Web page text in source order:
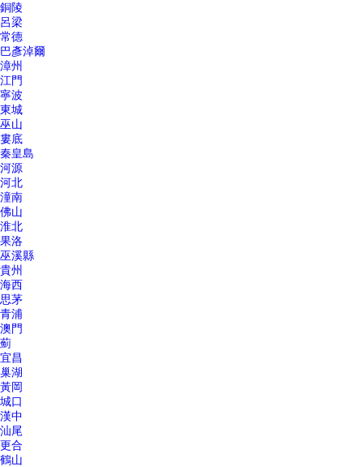
銅陵
呂梁
常德
巴彥淖爾
漳州
江門
寧波
東城
巫山
婁底
秦皇島
河源
河北
潼南
佛山
淮北
果洛
巫溪縣
貴州
海西
思茅
青浦
澳門
薊
宜昌
巢湖
黃岡
城口
漢中
汕尾
更合
鶴山